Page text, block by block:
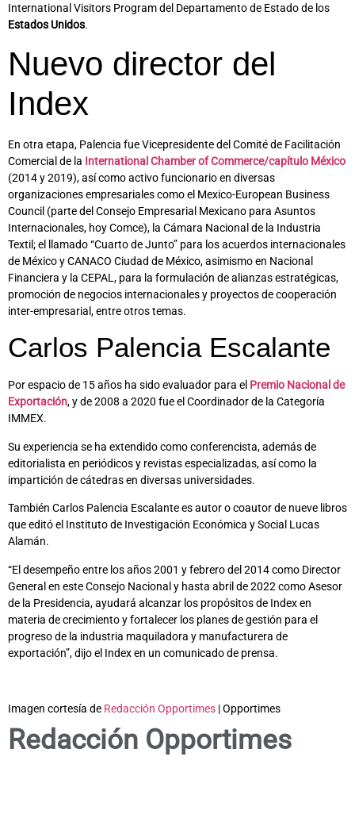
International Visitors Program del Departamento de Estado de los
Estados Unidos.
Nuevo director del
Index
En otra etapa, Palencia fue Vicepresidente del Comité de Facilitación
Comercial de la International Chamber of Commerce/capítulo México
(2014 y 2019), así como activo funcionario en diversas
organizaciones empresariales como el Mexico-European Business
Council (parte del Consejo Empresarial Mexicano para Asuntos
Internacionales, hoy Comce), la Cámara Nacional de la Industria
Textil; el llamado “Cuarto de Junto” para los acuerdos internacionales
de México y CANACO Ciudad de México, asimismo en Nacional
Financiera y la CEPAL, para la formulación de alianzas estratégicas,
promoción de negocios internacionales y proyectos de cooperación
inter-empresarial, entre otros temas.
Carlos Palencia Escalante
Por espacio de 15 años ha sido evaluador para el Premio Nacional de
Exportación, y de 2008 a 2020 fue el Coordinador de la Categoría
IMMEX.
Su experiencia se ha extendido como conferencista, además de
editorialista en periódicos y revistas especializadas, así como la
impartición de cátedras en diversas universidades.
También Carlos Palencia Escalante es autor o coautor de nueve libros
que editó el Instituto de Investigación Económica y Social Lucas
Alamán.
“El desempeño entre los años 2001 y febrero del 2014 como Director
General en este Consejo Nacional y hasta abril de 2022 como Asesor
de la Presidencia, ayudará alcanzar los propósitos de Index en
materia de crecimiento y fortalecer los planes de gestión para el
progreso de la industria maquiladora y manufacturera de
exportación”, dijo el Index en un comunicado de prensa.
Imagen cortesía de Redacción Opportimes | Opportimes
Redacción Opportimes